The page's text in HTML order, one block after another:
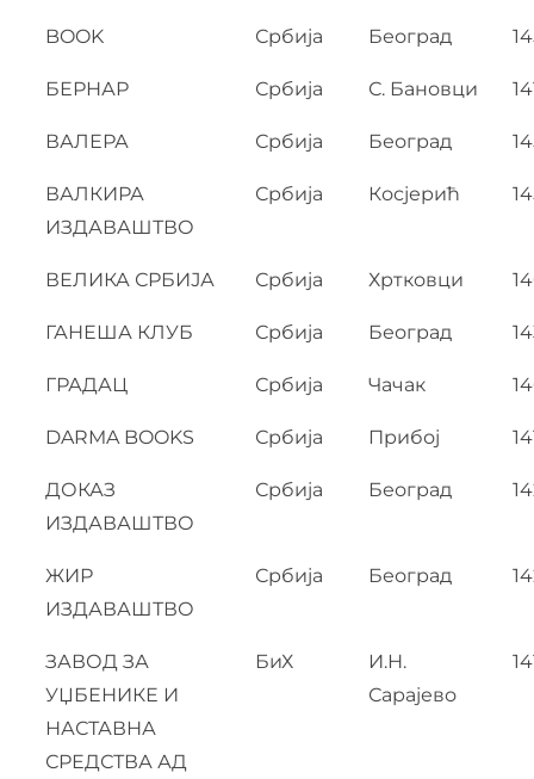
BOOK Србија Београд
БЕРНАР Србија С. Бановци
ВАЛЕРА Србија Београд
ВАЛКИРА
ИЗДАВАШТВО
Србија Косјерић
ВЕЛИКА СРБИЈА Србија Хртковци
ГАНЕША КЛУБ Србија Београд
ГРАДАЦ Србија Чачак
DARMA BOOKS Србија Прибој
ДОКАЗ
ИЗДАВАШТВО
Србија Београд
ЖИР
ИЗДАВАШТВО
Србија Београд
ЗАВОД ЗА
УЏБЕНИКЕ И
НАСТАВНА
СРЕДСТВА АД
БиХ
И.Н.
Сарајево